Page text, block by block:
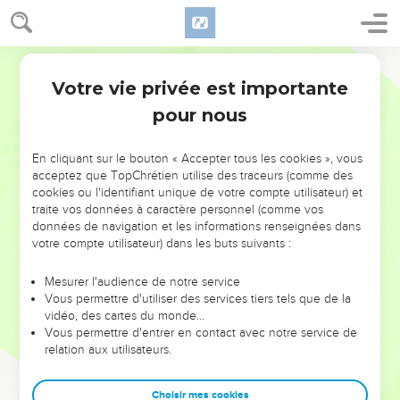
NE MANQUEZ PAS L’ÉVÉNEMENT
DE L’ANNÉE !
ET SI LEURS ERREURS POUVAIENT VOUS ÉVITER LES
VOTRES ?
leur foi ou leur vision. Mais on voit moins les doutes, les erreurs
et les saisons difficiles qu'ils ont traversés, alors même que ce
sont elles qui les ont façonnés.
Dans cette conférence, leaders, entrepreneurs, et responsables
clés pour avancer avec plus de sagesse afin que leurs erreurs
Votre vie privée est importante
pour nous
En cliquant sur le bouton « Accepter tous les cookies », vous
acceptez que TopChrétien utilise des traceurs (comme des
cookies ou l'identifiant unique de votre compte utilisateur) et
traite vos données à caractère personnel (comme vos
données de navigation et les informations renseignées dans
votre compte utilisateur) dans les buts suivants :
Mesurer l'audience de notre service
Vous permettre d'utiliser des services tiers tels que de la
vidéo, des cartes du monde…
Vous permettre d'entrer en contact avec notre service de
relation aux utilisateurs.
Choisir mes cookies